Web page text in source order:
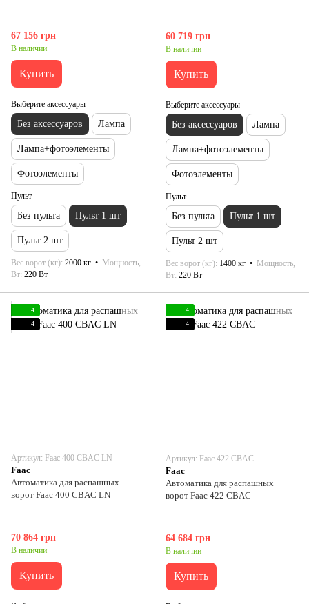
67 156 грн
В наличии
Купить
Выберите аксессуары
Без аксессуаров Лампа
Лампа+фотоэлементы
Фотоэлементы
Пульт
Без пульта Пульт 1 шт
Пульт 2 шт
Вес ворот (кг) 2000 кг
Мощность,
Вт 220 Вт
60 719 грн
В наличии
Купить
Выберите аксессуары
Без аксессуаров Лампа
Лампа+фотоэлементы
Фотоэлементы
Пульт
Без пульта Пульт 1 шт
Пульт 2 шт
Вес ворот (кг) 1400 кг
Мощность,
Вт 220 Вт
4
4
Артикул: Faac 400 CBAC LN
Faac
Автоматика для распашных
ворот Faac 400 CBAC LN
70 864 грн
В наличии
Купить
4
4
Артикул: Faac 422 CBAC
Faac
Автоматика для распашных
ворот Faac 422 CBAC
64 684 грн
В наличии
Купить